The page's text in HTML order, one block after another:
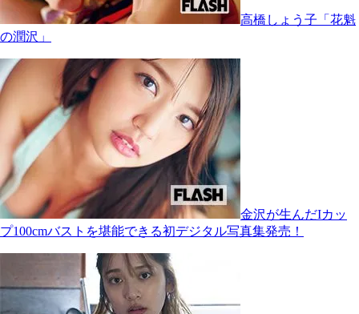
高橋しょう子「花魁
の潤沢」
金沢が生んだIカッ
プ100cmバストを堪能できる初デジタル写真集発売！